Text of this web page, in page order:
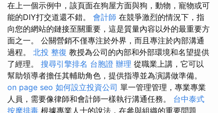
在上一個示例中，該頁面在狗屋方面與狗，動物，寵物或可
能的DIY打交道還不錯。 會計師 在競爭激烈的情況下，指
向您的網站的鏈接至關重要，這是質量內容以外的最重要方
面之一。 公關營銷不僅專注於外界，而且專注於內部溝通
過程。 北投 整復 教授為公司的內部和外部環境和名望提供
了經理。 搜尋引擎排名 台胞證 辦理 從職業上講，它可以
幫助領導者擔任其輔助角色，提供指導並為演講做準備。
on page seo 如何設立投資公司 單一管理管理，專業專業
人員，需要像律師和會計師一樣執行溝通任務。 台中泰式
按摩排毒 根據專業人士的說法，在參與組織的重要問題